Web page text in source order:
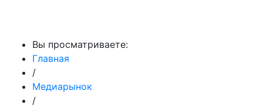
Вы просматриваете:
Главная
/
Медиарынок
/